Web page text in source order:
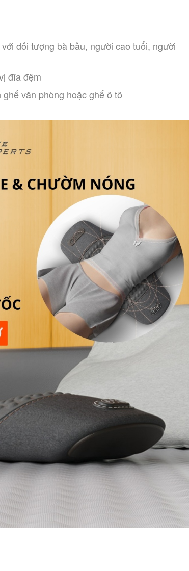
đối tượng bà bầu, người cao tuổi, người
đĩa đệm
văn phòng hoặc ghế ô tô